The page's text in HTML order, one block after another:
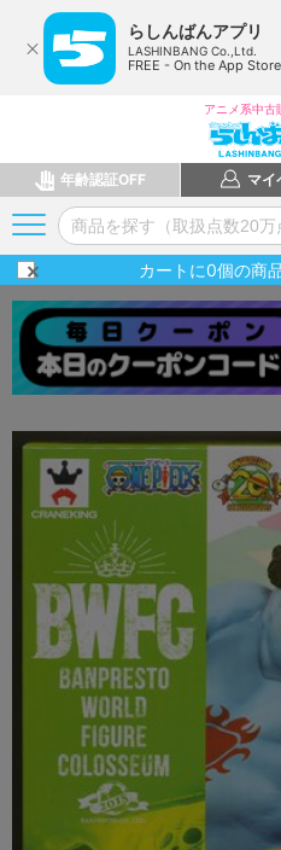
らしんばんアプリ
LASHINBANG Co.,Ltd.
FREE - On the App Store
アニメ系中古
年齢認証OFF マイ
カートに0個の商